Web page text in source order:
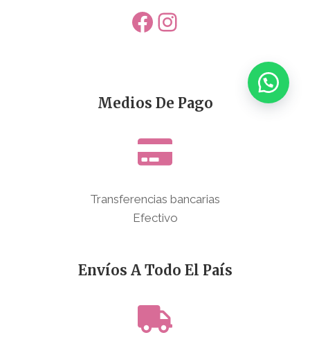
Facebook
Instagram
Medios De Pago
Transferencias bancarias
Efectivo
Envíos A Todo El País